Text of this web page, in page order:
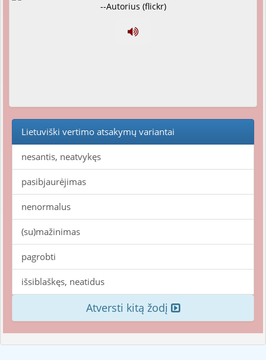
--Autorius (flickr)
Lietuviški vertimo atsakymų variantai
nesantis, neatvykęs
pasibjaurėjimas
nenormalus
(su)mažinimas
pagrobti
išsiblaškęs, neatidus
Atversti kitą žodį